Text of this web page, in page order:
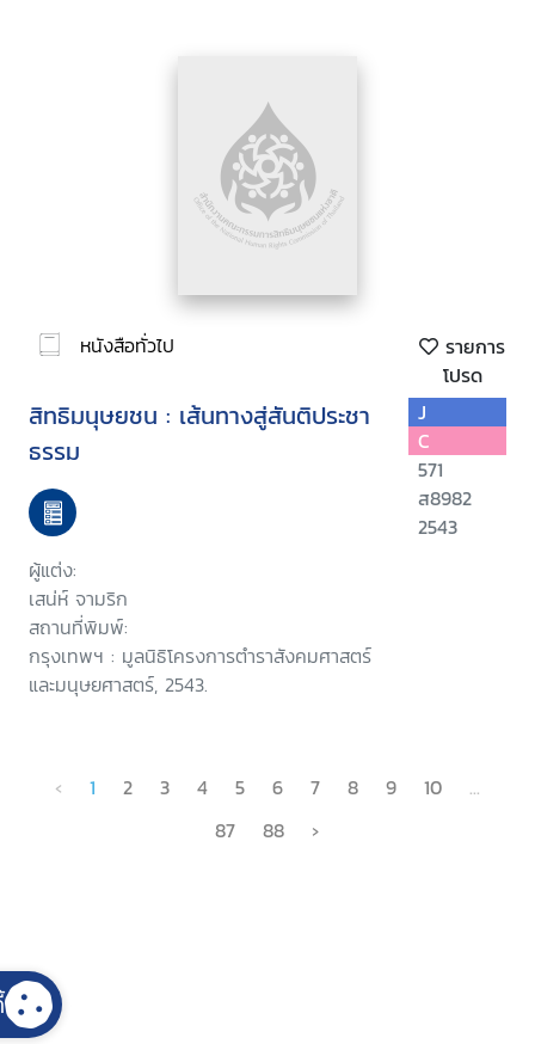
หนังสือทั่วไป
รายการ
โปรด
สิทธิมนุษยชน : เส้นทางสู่สันติประชา
ธรรม
ผู้แต่ง:
เสน่ห์ จามริก
สถานที่พิมพ์:
กรุงเทพฯ : มูลนิธิโครงการตำราสังคมศาสตร์
และมนุษยศาสตร์, 2543.
J
C
571
ส8982
2543
‹ 1 2 3 4 5 6 7 8 9 10
...
87
88 ›